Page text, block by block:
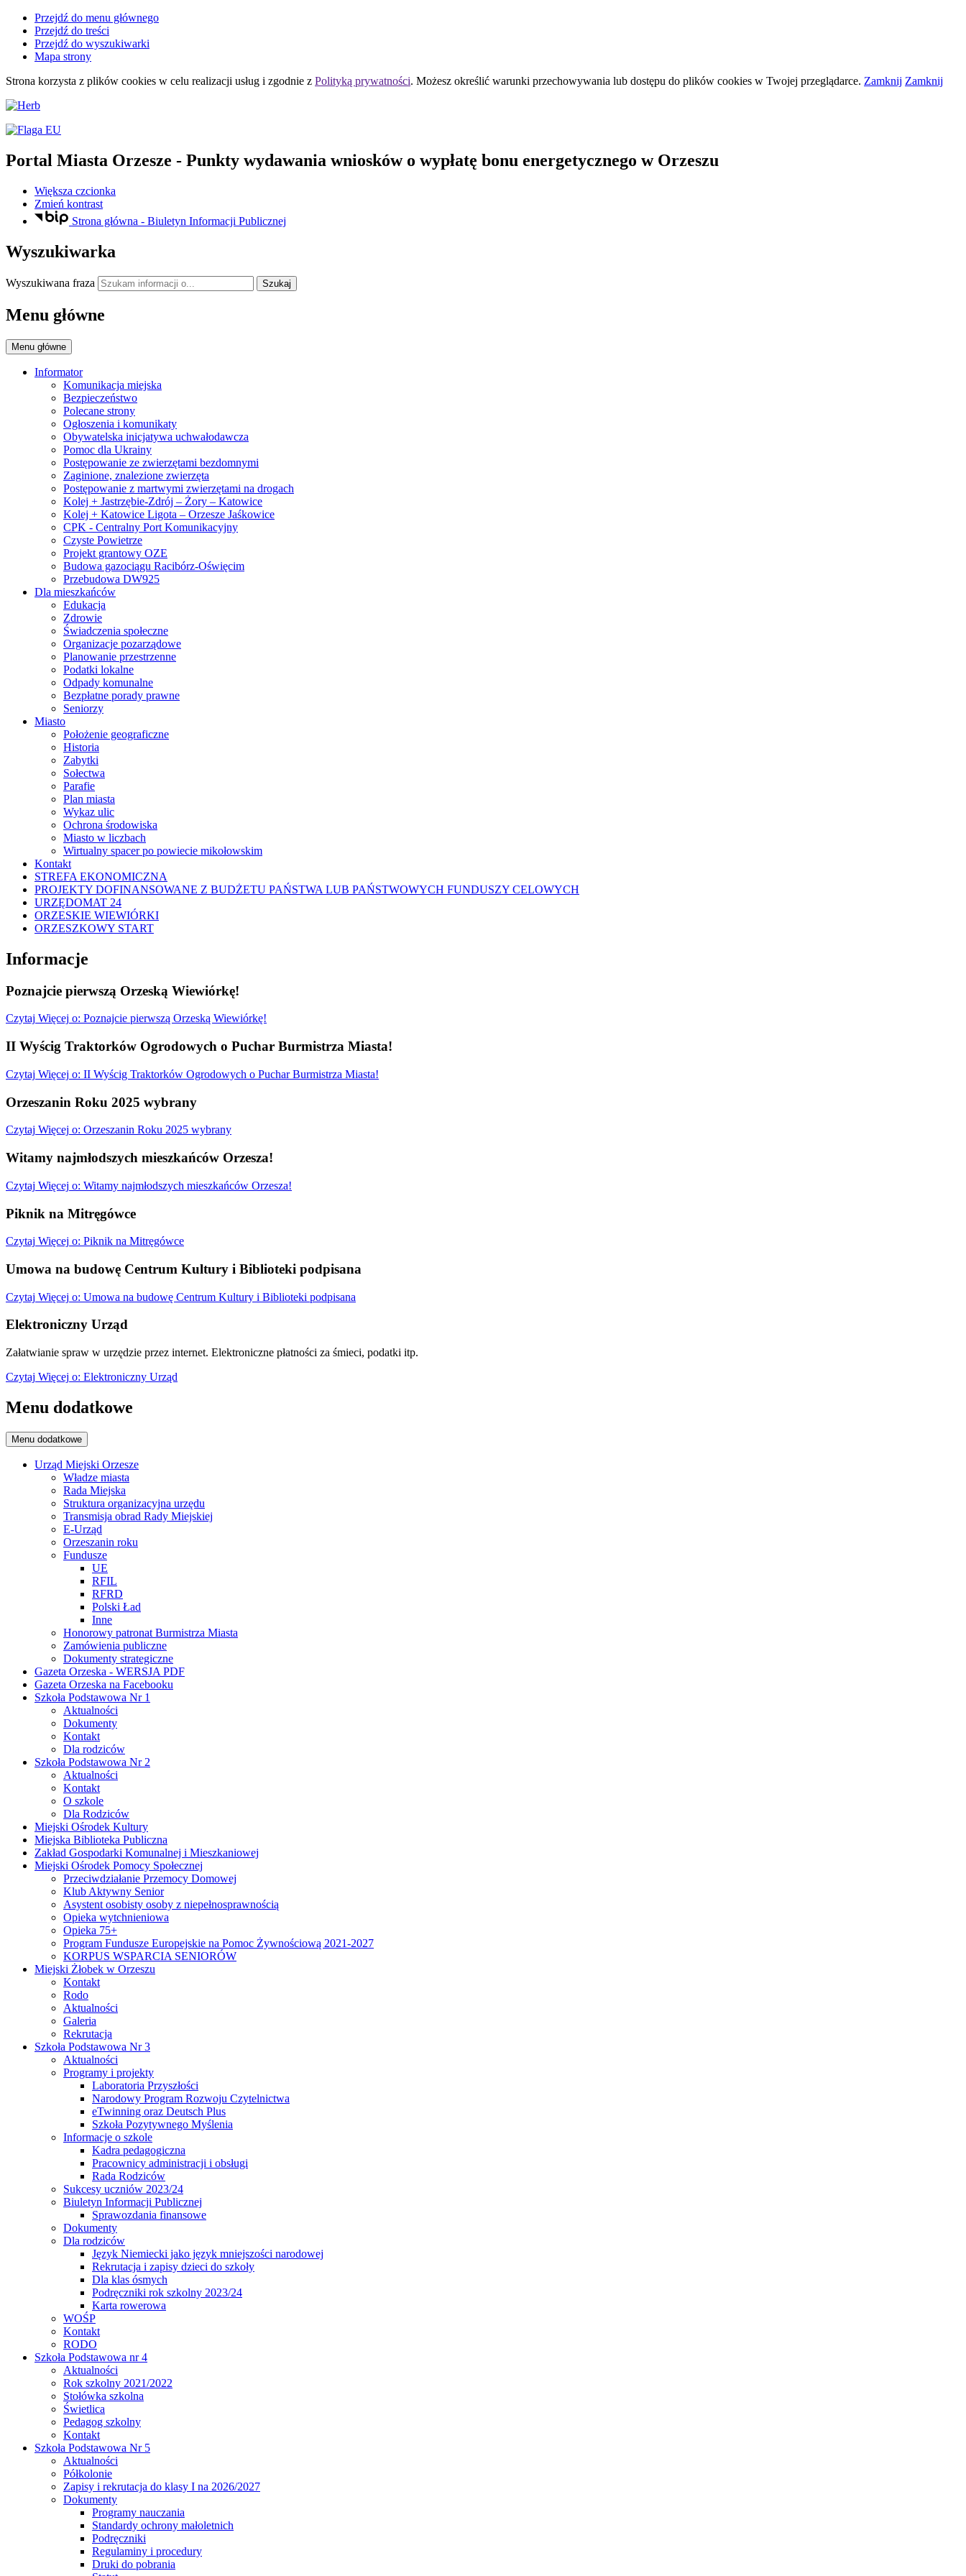
Przejdź do menu głównego
Przejdź do treści
Przejdź do wyszukiwarki
Mapa strony
Strona korzysta z plików cookies w celu realizacji usług i zgodnie z Polityką prywatności. Możesz określić warunki przechowywania lub dostępu do plików cookies w Twojej przeglądarce. Zamknij Zamknij
Portal Miasta Orzesze - Punkty wydawania wniosków o wypłatę bonu energetycznego w Orzeszu
Większa czcionka
Zmień kontrast
Strona główna - Biuletyn Informacji Publicznej
Wyszukiwarka
Wyszukiwana fraza Szukaj
Menu główne
Menu główne
Informator
Komunikacja miejska
Bezpieczeństwo
Polecane strony
Ogłoszenia i komunikaty
Obywatelska inicjatywa uchwałodawcza
Pomoc dla Ukrainy
Postępowanie ze zwierzętami bezdomnymi
Zaginione, znalezione zwierzęta
Postępowanie z martwymi zwierzętami na drogach
Kolej + Jastrzębie-Zdrój – Żory – Katowice
Kolej + Katowice Ligota – Orzesze Jaśkowice
CPK - Centralny Port Komunikacyjny
Czyste Powietrze
Projekt grantowy OZE
Budowa gazociągu Racibórz-Oświęcim
Przebudowa DW925
Dla mieszkańców
Edukacja
Zdrowie
Świadczenia społeczne
Organizacje pozarządowe
Planowanie przestrzenne
Podatki lokalne
Odpady komunalne
Bezpłatne porady prawne
Seniorzy
Miasto
Położenie geograficzne
Historia
Zabytki
Sołectwa
Parafie
Plan miasta
Wykaz ulic
Ochrona środowiska
Miasto w liczbach
Wirtualny spacer po powiecie mikołowskim
Kontakt
STREFA EKONOMICZNA
PROJEKTY DOFINANSOWANE Z BUDŻETU PAŃSTWA LUB PAŃSTWOWYCH FUNDUSZY CELOWYCH
URZĘDOMAT 24
ORZESKIE WIEWIÓRKI
ORZESZKOWY START
Informacje
Poznajcie pierwszą Orzeską Wiewiórkę!
Czytaj Więcej o: Poznajcie pierwszą Orzeską Wiewiórkę!
II Wyścig Traktorków Ogrodowych o Puchar Burmistrza Miasta!
Czytaj Więcej o: II Wyścig Traktorków Ogrodowych o Puchar Burmistrza Miasta!
Orzeszanin Roku 2025 wybrany
Czytaj Więcej o: Orzeszanin Roku 2025 wybrany
Witamy najmłodszych mieszkańców Orzesza!
Czytaj Więcej o: Witamy najmłodszych mieszkańców Orzesza!
Piknik na Mitręgówce
Czytaj Więcej o: Piknik na Mitręgówce
Umowa na budowę Centrum Kultury i Biblioteki podpisana
Czytaj Więcej o: Umowa na budowę Centrum Kultury i Biblioteki podpisana
Elektroniczny Urząd
Załatwianie spraw w urzędzie przez internet. Elektroniczne płatności za śmieci, podatki itp.
Czytaj Więcej o: Elektroniczny Urząd
Menu dodatkowe
Menu dodatkowe
Urząd Miejski Orzesze
Władze miasta
Rada Miejska
Struktura organizacyjna urzędu
Transmisja obrad Rady Miejskiej
E-Urząd
Orzeszanin roku
Fundusze
UE
RFIL
RFRD
Polski Ład
Inne
Honorowy patronat Burmistrza Miasta
Zamówienia publiczne
Dokumenty strategiczne
Gazeta Orzeska - WERSJA PDF
Gazeta Orzeska na Facebooku
Szkoła Podstawowa Nr 1
Aktualności
Dokumenty
Kontakt
Dla rodziców
Szkoła Podstawowa Nr 2
Aktualności
Kontakt
O szkole
Dla Rodziców
Miejski Ośrodek Kultury
Miejska Biblioteka Publiczna
Zakład Gospodarki Komunalnej i Mieszkaniowej
Miejski Ośrodek Pomocy Społecznej
Przeciwdziałanie Przemocy Domowej
Klub Aktywny Senior
Asystent osobisty osoby z niepełnosprawnością
Opieka wytchnieniowa
Opieka 75+
Program Fundusze Europejskie na Pomoc Żywnościową 2021-2027
KORPUS WSPARCIA SENIORÓW
Miejski Żłobek w Orzeszu
Kontakt
Rodo
Aktualności
Galeria
Rekrutacja
Szkoła Podstawowa Nr 3
Aktualności
Programy i projekty
Laboratoria Przyszłości
Narodowy Program Rozwoju Czytelnictwa
eTwinning oraz Deutsch Plus
Szkoła Pozytywnego Myślenia
Informacje o szkole
Kadra pedagogiczna
Pracownicy administracji i obsługi
Rada Rodziców
Sukcesy uczniów 2023/24
Biuletyn Informacji Publicznej
Sprawozdania finansowe
Dokumenty
Dla rodziców
Język Niemiecki jako język mniejszości narodowej
Rekrutacja i zapisy dzieci do szkoły
Dla klas ósmych
Podręczniki rok szkolny 2023/24
Karta rowerowa
WOŚP
Kontakt
RODO
Szkoła Podstawowa nr 4
Aktualności
Rok szkolny 2021/2022
Stołówka szkolna
Świetlica
Pedagog szkolny
Kontakt
Szkoła Podstawowa Nr 5
Aktualności
Półkolonie
Zapisy i rekrutacja do klasy I na 2026/2027
Dokumenty
Programy nauczania
Standardy ochrony małoletnich
Podręczniki
Regulaminy i procedury
Druki do pobrania